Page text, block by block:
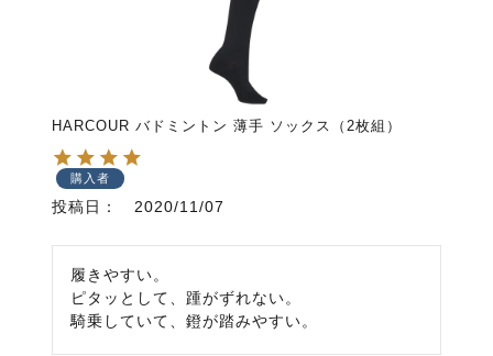
HARCOUR バドミントン 薄手 ソックス（2枚組）
購入者
投稿日 2020/11/07
履きやすい。
ピタッとして、踵がずれない。
騎乗していて、鐙が踏みやすい。